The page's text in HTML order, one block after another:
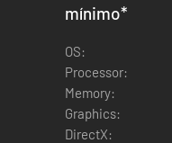
mínimo*
OS:
Processor:
Memory:
Graphics:
DirectX: